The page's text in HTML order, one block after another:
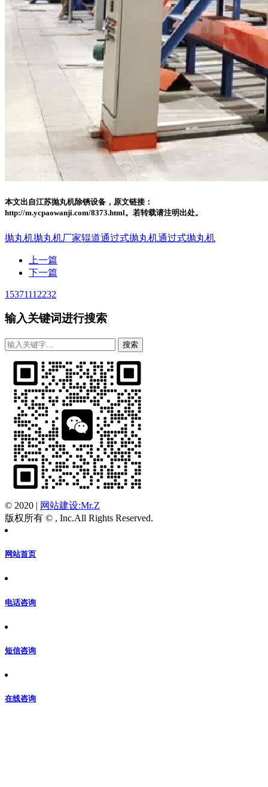
本文出自江苏抛丸机除锈设备，原文链接：
http://m.ycpaowanji.com/8373.html。若转载请注明出处。
抛丸机抛丸机厂家辊道通过式抛丸机通过式抛丸机
上一篇
下一篇
15371112232
输入关键词进行搜索
© 2020 | 网站建设:Mr.Z
版权所有 © , Inc.All Rights Reserved.
网站首页
电话咨询
短信咨询
在线咨询